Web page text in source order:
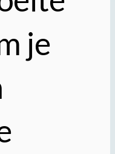
je